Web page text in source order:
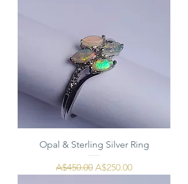
Opal & Sterling Silver Ring
通常価格
A$450.00 セール価格
A$250.00